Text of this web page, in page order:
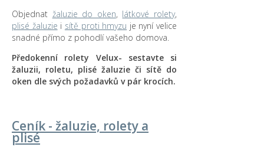
Objednat žaluzie do oken, látkové rolety,
plisé žaluzie i sítě proti hmyzu je nyní velice
snadné přímo z pohodlí vašeho domova.
Předokenní rolety Velux- sestavte si
žaluzii, roletu, plisé žaluzie či sítě do
oken dle svých požadavků v pár krocích.
Ceník - žaluzie, rolety a
plisé